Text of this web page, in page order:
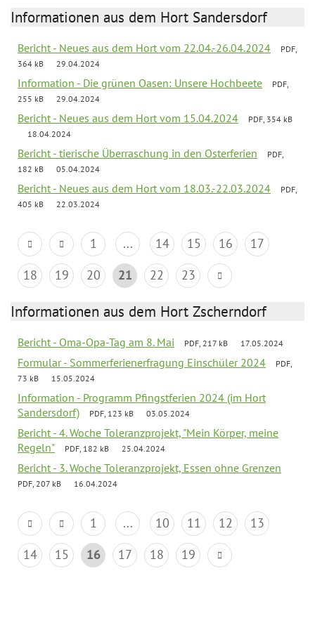
Informationen aus dem Hort Sandersdorf
Bericht - Neues aus dem Hort vom 22.04.-26.04.2024
PDF,
364 kB
29.04.2024
Information - Die grünen Oasen: Unsere Hochbeete
PDF,
255 kB
29.04.2024
Bericht - Neues aus dem Hort vom 15.04.2024
PDF, 354 kB
18.04.2024
Bericht - tierische Überraschung in den Osterferien
PDF,
182 kB
05.04.2024
Bericht - Neues aus dem Hort vom 18.03.-22.03.2024
PDF,
405 kB
22.03.2024
1 ... 14 15 16
17
18
19 20 21 22 23
Informationen aus dem Hort Zscherndorf
Bericht - Oma-Opa-Tag am 8. Mai PDF, 217 kB 17.05.2024
Formular - Sommerferienerfragung Einschüler 2024
PDF,
73 kB
15.05.2024
Information - Programm Pfingstferien 2024 (im Hort
Sandersdorf)
PDF, 123 kB 03.05.2024
Bericht - 4. Woche Toleranzprojekt, "Mein Körper, meine
Regeln"
PDF, 182 kB 25.04.2024
Bericht - 3. Woche Toleranzprojekt, Essen ohne Grenzen
PDF, 207 kB 16.04.2024
1 ... 10 11 12
13
14
15 16 17 18 19